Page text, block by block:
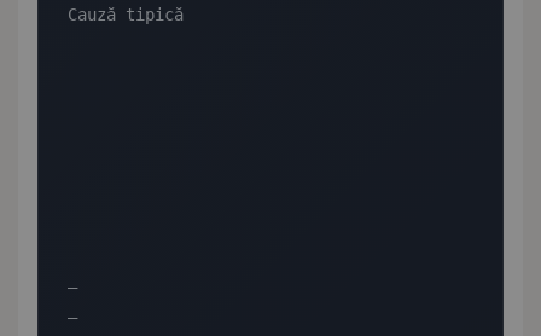
Cauză tipică
—
—